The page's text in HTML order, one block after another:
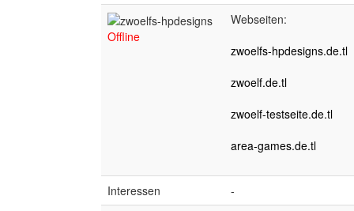
Offline
Webseiten:
zwoelfs-hpdesigns.de.tl
zwoelf.de.tl
zwoelf-testseite.de.tl
area-games.de.tl
Interessen
-